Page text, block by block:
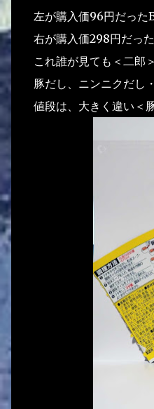
左が購入価96円だった
右が購入価298円だっ
これ誰が見ても＜二郎
豚だし、ニンニクだし
値段は、大きく違い＜